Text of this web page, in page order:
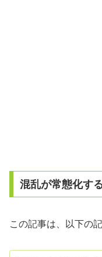
混乱が常態化す
この記事は、以下の